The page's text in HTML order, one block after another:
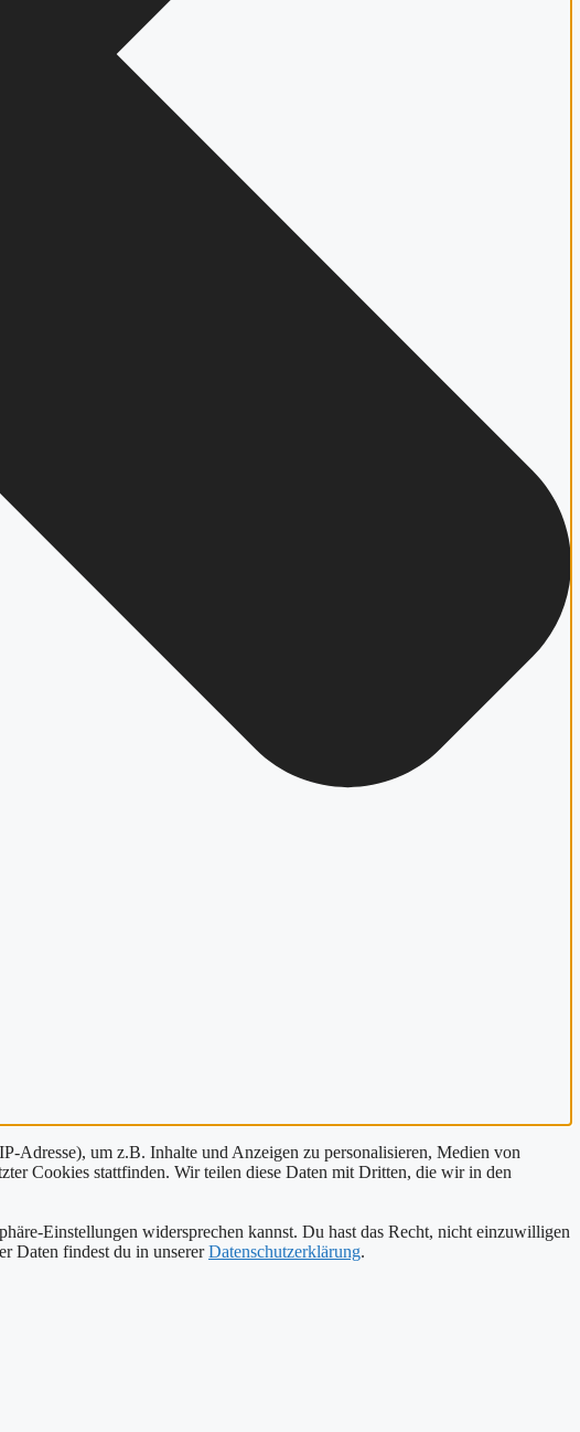
Adresse), um z.B. Inhalte und Anzeigen zu personalisieren, Medien von
Cookies stattfinden. Wir teilen diese Daten mit Dritten, die wir in den
Einstellungen widersprechen kannst. Du hast das Recht, nicht einzuwilligen
Daten findest du in unsererDatenschutzerklärung.